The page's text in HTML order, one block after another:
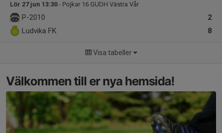
Lör 27 jun 13:30 - Pojkar 16 GUDH Västra Vår
2
P-2010
8
Ludvika FK
Visa tabeller
Välkommen till er nya hemsida!